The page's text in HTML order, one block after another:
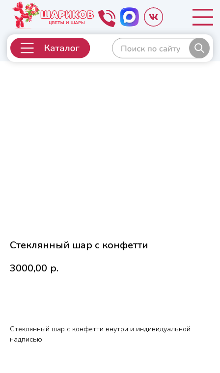
Стеклянный шар с конфетти
3000,00 р.
Стеклянный шар с конфетти внутри и индивидуальной
надписью